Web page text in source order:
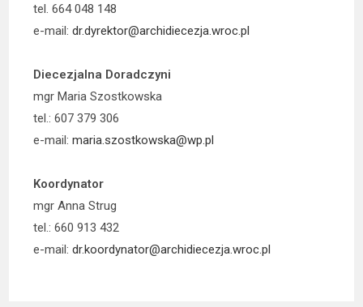
tel. 664 048 148
e-mail: dr.dyrektor@archidiecezja.wroc.pl
Diecezjalna Doradczyni
mgr Maria Szostkowska
tel.: 607 379 306
e-mail:maria.szostkowska@wp.pl
Koordynator
mgr Anna Strug
tel.: 660 913 432
e-mail: dr.koordynator@archidiecezja.wroc.pl